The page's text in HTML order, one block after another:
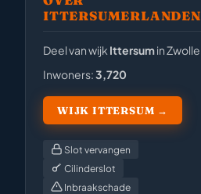
ITTERSUMERLANDEN
Deel van wijk Ittersumin Zwolle
Inwoners:3,720
WIJK ITTERSUM →
Slot vervangen
Cilinderslot
Inbraakschade